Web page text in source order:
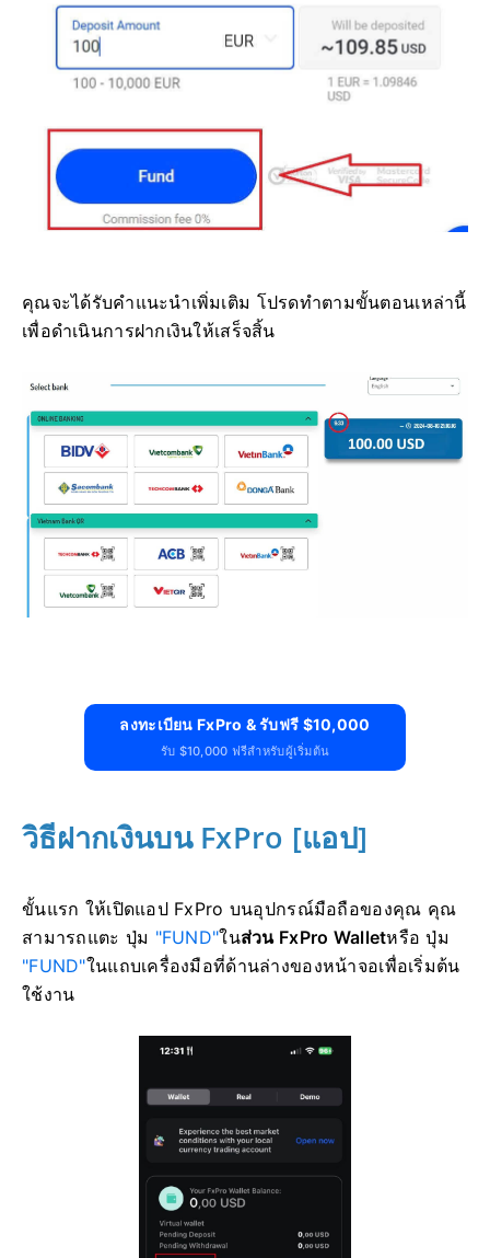
คุณจะได้รับคำแนะนำเพิ่มเติม โปรดทำตามขั้นตอนเหล่านี้
เพื่อดำเนินการฝากเงินให้เสร็จสิ้น
ลงทะเบียน FxPro & รับฟรี $10,000
รับ $10,000 ฟรีสำหรับผู้เริ่มต้น
วิธีฝากเงินบน FxPro [แอป]
ขั้นแรก ให้เปิดแอป FxPro บนอุปกรณ์มือถือของคุณ คุณ
สามารถแตะ ปุ่ม "FUND"ในส่วน FxPro Walletหรือ ปุ่ม
"FUND"ในแถบเครื่องมือที่ด้านล่างของหน้าจอเพื่อเริ่มต้น
ใช้งาน